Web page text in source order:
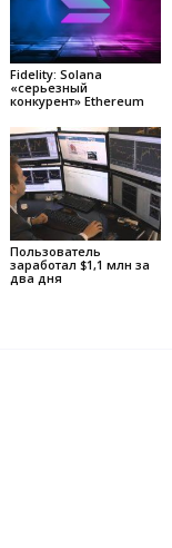
Fidelity: Solana
«серьезный
конкурент» Ethereum
Пользователь
заработал $1,1 млн за
два дня